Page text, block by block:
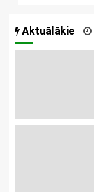
Aktuālākie